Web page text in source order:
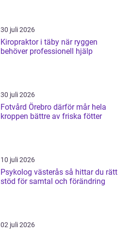
30 juli 2026
Kiropraktor i täby när ryggen
behöver professionell hjälp
30 juli 2026
Fotvård Örebro därför mår hela
kroppen bättre av friska fötter
10 juli 2026
Psykolog västerås så hittar du rätt
stöd för samtal och förändring
02 juli 2026